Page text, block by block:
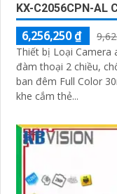
KX-C2056CPN-AL
6,256,250 ₫
Thiết bị Loại Camera
đàm thoại 2 chiều,
ban đêm Full Color
khe cắm thẻ...